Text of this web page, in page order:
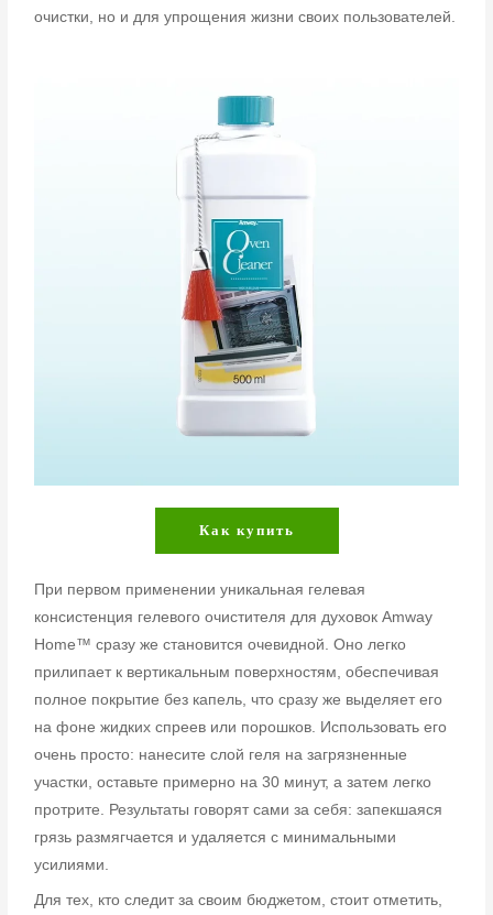
очистки, но и для упрощения жизни своих пользователей.
Как купить
При первом применении уникальная гелевая
консистенция гелевого очистителя для духовок Amway
Home™ сразу же становится очевидной. Оно легко
прилипает к вертикальным поверхностям, обеспечивая
полное покрытие без капель, что сразу же выделяет его
на фоне жидких спреев или порошков. Использовать его
очень просто: нанесите слой геля на загрязненные
участки, оставьте примерно на 30 минут, а затем легко
протрите. Результаты говорят сами за себя: запекшаяся
грязь размягчается и удаляется с минимальными
усилиями.
Для тех, кто следит за своим бюджетом, стоит отметить,